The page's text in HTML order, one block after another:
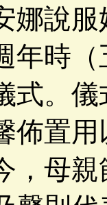
娜說
年時
式。
佈置
，母